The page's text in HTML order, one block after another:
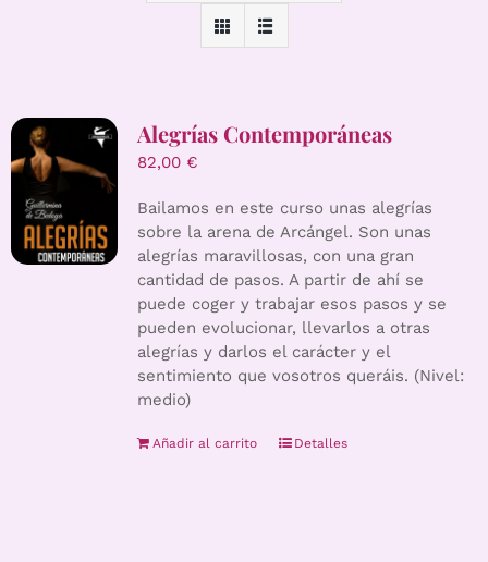
Alegrías Contemporáneas
82,00 €
Bailamos en este curso unas alegrías
sobre la arena de Arcángel. Son unas
alegrías maravillosas, con una gran
cantidad de pasos. A partir de ahí se
puede coger y trabajar esos pasos y se
pueden evolucionar, llevarlos a otras
alegrías y darlos el carácter y el
sentimiento que vosotros queráis. (Nivel:
medio)
Añadir al carrito Detalles